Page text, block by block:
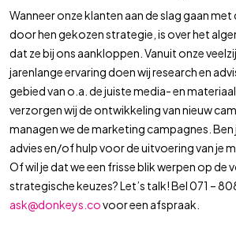
Wanneer onze klanten aan de slag gaan met
door hen gekozen strategie, is over het
dat ze bij ons aankloppen. Vanuit onze
jarenlange ervaring doen wij research en
gebied van o.a. de juiste media- en
verzorgen wij de ontwikkeling van nieuw
managen we de marketing campagnes.
advies en/of hulp voor de uitvoering van je
Of wil je dat we een frisse blik werpen op de
strategische keuzes? Let’s talk! Bel 071 –
ask@donkeys.covoor een afspraak.